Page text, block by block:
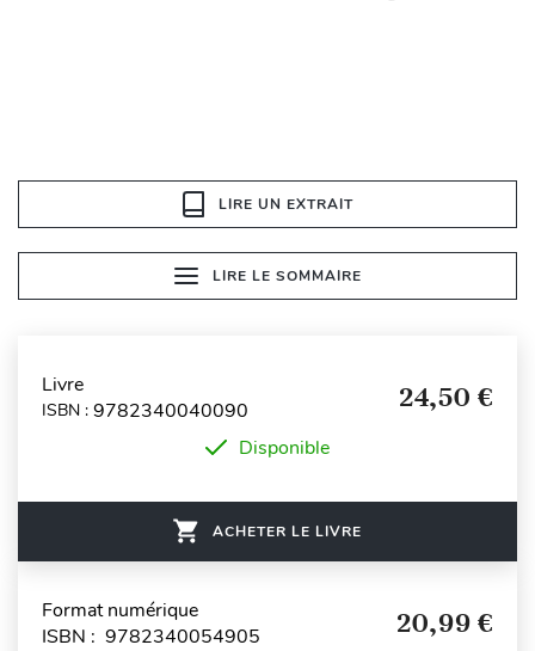
LIRE UN EXTRAIT
LIRE LE SOMMAIRE
Livre
ISBN : 9782340040090 24,50 €
Disponible
ACHETER LE LIVRE
Format numérique
ISBN : 9782340054905
20,99 €